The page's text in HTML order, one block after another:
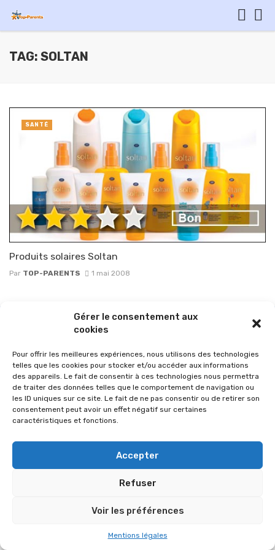
Gérer le consentement aux
cookies
Pour offrir les meilleures expériences, nous utilisons des technologies
telles que les cookies pour stocker et/ou accéder aux informations
des appareils. Le fait de consentir à ces technologies nous permettra
de traiter des données telles que le comportement de navigation ou
les ID uniques sur ce site. Le fait de ne pas consentir ou de retirer son
consentement peut avoir un effet négatif sur certaines
caractéristiques et fonctions.
Accepter
Refuser
Voir les préférences
Mentions légales
TAG: SOLTAN
Produits solaires Soltan
Par TOP-PARENTS 1 mai 2008
SANTÉ
© 2026 Im-presse. Tous droits réservés.